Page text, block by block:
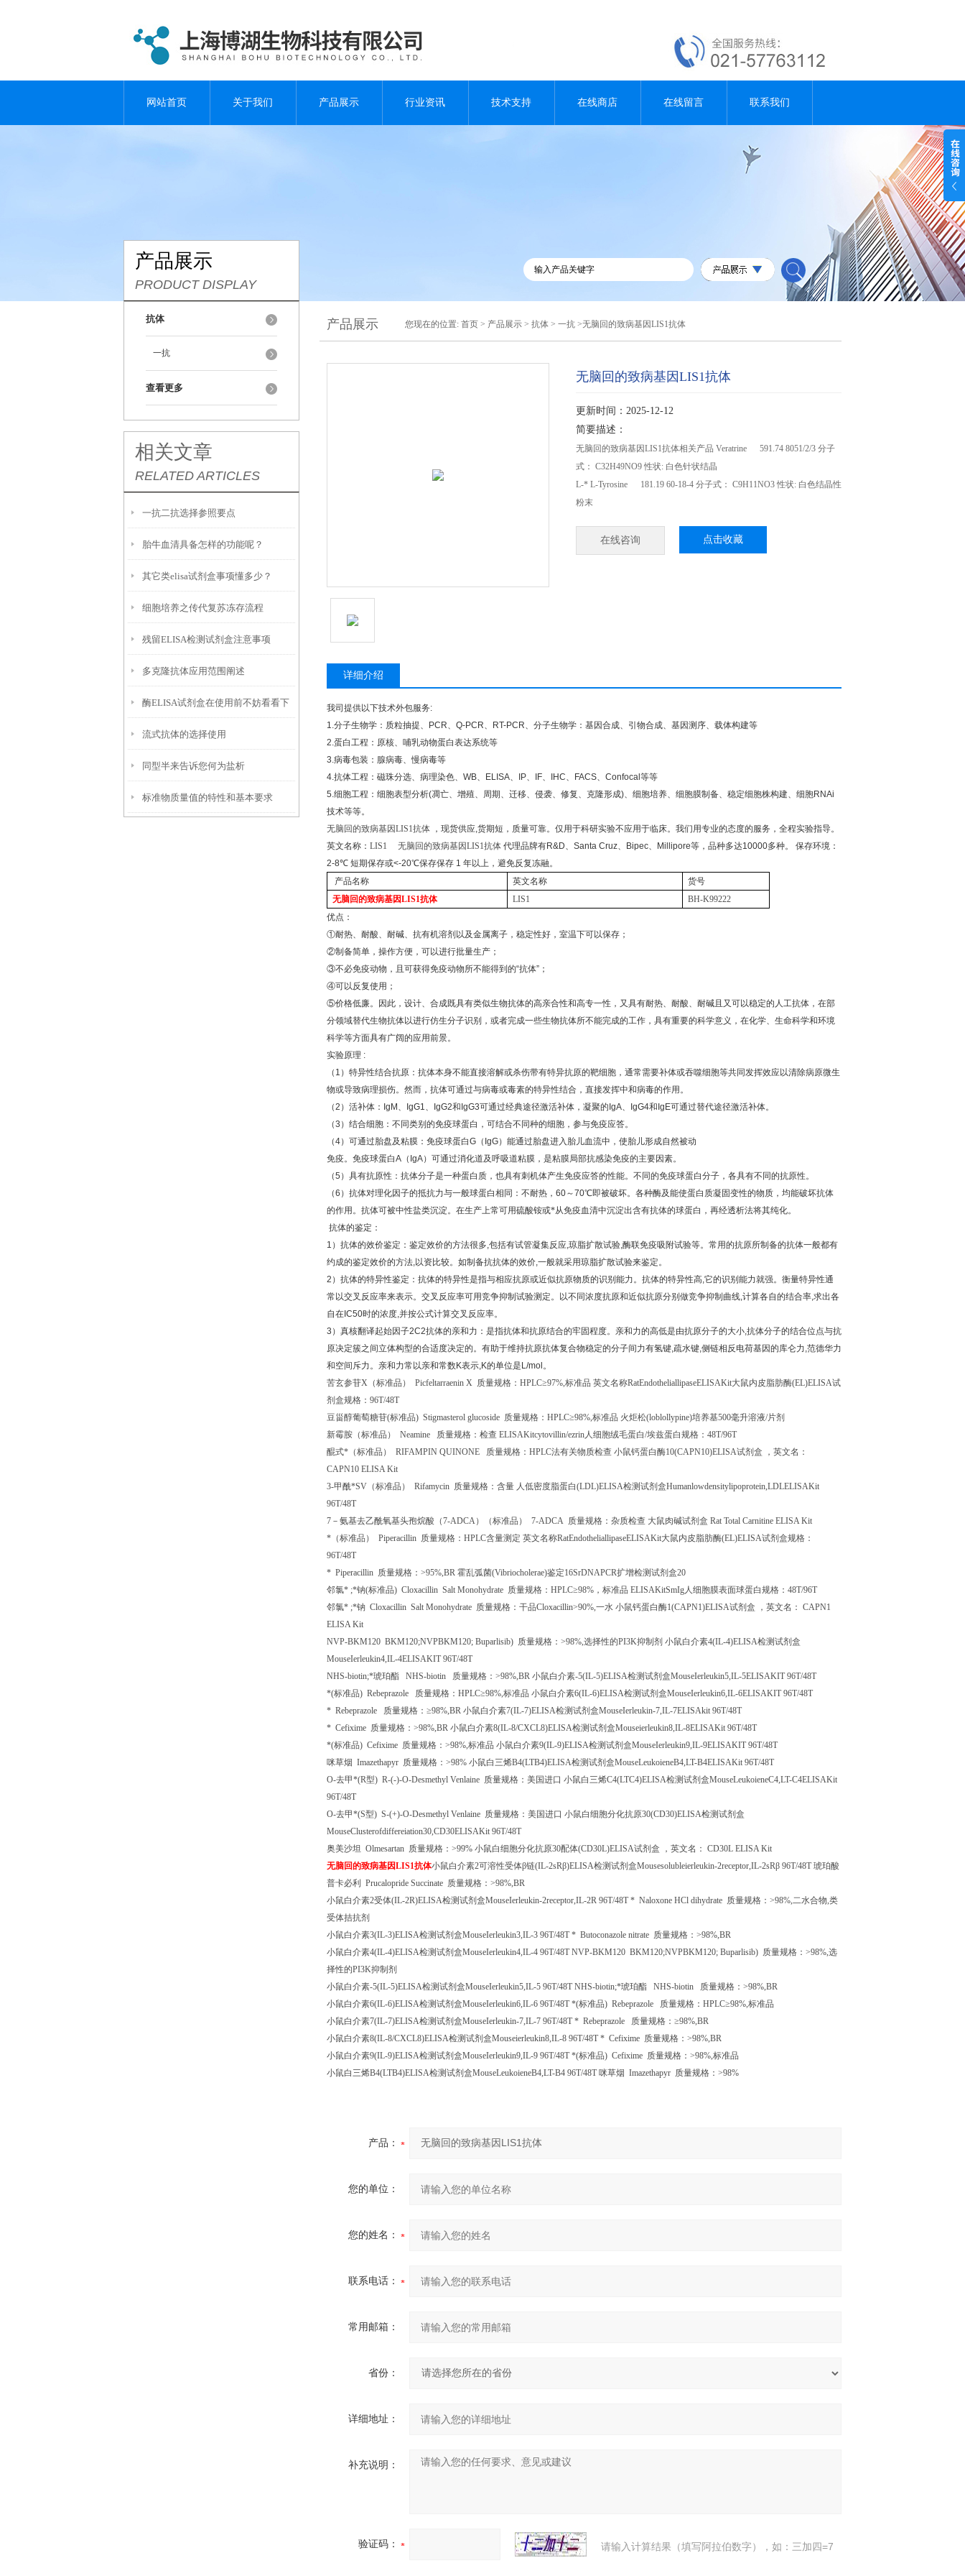
网站首页 关于我们 产品展示 行业资讯 技术支持 在线商店 在线留言 联系我们
产品展示
PRODUCT DISPLAY
抗体
一抗
查看更多
相关文章
RELATED ARTICLES
一抗二抗选择参照要点
胎牛血清具备怎样的功能呢？
其它类elisa试剂盒事项懂多少？
细胞培养之传代复苏冻存流程
残留ELISA检测试剂盒注意事项
多克隆抗体应用范围阐述
酶ELISA试剂盒在使用前不妨看看下
文！
流式抗体的选择使用
同型半来告诉您何为盐析
标准物质量值的特性和基本要求
产品展示 您现在的位置: 首页 > 产品展示 > 抗体 > 一抗 >无脑回的致病基因LIS1抗体
无脑回的致病基因LIS1抗体
更新时间：2025-12-12
简要描述：
无脑回的致病基因LIS1抗体相关产品 Veratrine 591.74 8051/2/3 分子
式： C32H49NO9 性状: 白色针状结晶
L-* L-Tyrosine 181.19 60-18-4 分子式： C9H11NO3 性状: 白色结晶性
粉末
在线咨询 点击收藏
详细介绍
我司提供以下技术外包服务:
1.分子生物学：质粒抽提、 PCR、 Q-PCR、 RT-PCR、分子生物学：基因合成、引物合成、基因测序、载体构建等
2.蛋白工程：原核、哺乳动物蛋白表达系统等
3.病毒包装：腺病毒、慢病毒等
4.抗体工程：磁珠分选、病理染色、 WB、 ELISA、 IP、 IF、 IHC、 FACS、 Confocal 等等
5.细胞工程：细胞表型分析(凋亡、增殖、周期、迁移、侵袭、修复、克隆形成)、细胞培养、细胞膜制备、稳定细胞株构建、细胞RNAi
技术等等。
无脑回的致病基因LIS1抗体 ，现货供应,货期短，质量可靠。仅用于科研实验不应用于临床。我们用专业的态度的服务，全程实验指导。
英文名称： LIS1 无脑回的致病基因LIS1抗体 代理品牌有R&D、 Santa Cruz、 Bipec、 Millipore等，品种多达10000多种。
保存环境：
2-8℃ 短期保存或<-20℃保存保存 1 年以上，避免反复冻融。
产品名称
英文名称
货号
无脑回的致病基因LIS1抗体 LIS1
BH-K99222
优点：
①耐热、耐酸、耐碱、抗有机溶剂以及金属离子，稳定性好，室温下可以保存；
②制备简单，操作方便，可以进行批量生产；
③不必免疫动物，且可获得免疫动物所不能得到的“抗体” ；
④可以反复使用；
⑤价格低廉。因此，设计、合成既具有类似生物抗体的高亲合性和高专一性，又具有耐热、耐酸、耐碱且又可以稳定的人工抗体，在部
分领域替代生物抗体以进行仿生分子识别，或者完成一些生物抗体所不能完成的工作，具有重要的科学意义，在化学、生命科学和环境
科学等方面具有广阔的应用前景。
实验原理 :
（ 1 ）特异性结合抗原：抗体本身不能直接溶解或杀伤带有特异抗原的靶细胞，通常需要补体或吞噬细胞等共同发挥效应以清除病原微生
物或导致病理损伤。然而，抗体可通过与病毒或毒素的特异性结合，直接发挥中和病毒的作用。
（2 ）活补体： IgM 、 IgG1、 IgG2和 IgG3可通过经典途径激活补体，凝聚的 IgA、 IgG4和 IgE可通过替代途径激活补体。
（3 ）结合细胞：不同类别的免疫球蛋白，可结合不同种的细胞，参与免疫应答。
（4）可通过胎盘及粘膜：免疫球蛋白G （ IgG）能通过胎盘进入胎儿血流中，使胎儿形成自然被动
免疫。免疫球蛋白A （ IgA）可通过消化道及呼吸道粘膜，是粘膜局部抗感染免疫的主要因素。
（5 ）具有抗原性：抗体分子是一种蛋白质，也具有刺机体产生免疫应答的性能。不同的免疫球蛋白分子，各具有不同的抗原性。
（6 ）抗体对理化因子的抵抗力与一般球蛋白相同：不耐热， 60～70℃即被破坏。各种酶及能使蛋白质凝固变性的物质，均能破坏抗体
的作用。抗体可被中性盐类沉淀。在生产上常可用硫酸铵或*从免疫血清中沉淀出含有抗体的球蛋白，再经透析法将其纯化。
抗体的鉴定：
1 ）抗体的效价鉴定：鉴定效价的方法很多,包括有试管凝集反应,琼脂扩散试验,酶联免疫吸附试验等。常用的抗原所制备的抗体一般都有
约成的鉴定效价的方法,以资比较。如制备抗抗体的效价,一般就采用琼脂扩散试验来鉴定。
2 ）抗体的特异性鉴定：抗体的特异性是指与相应抗原或近似抗原物质的识别能力。抗体的特异性高,它的识别能力就强。衡量特异性通
常以交叉反应率来表示。交叉反应率可用竞争抑制试验测定。以不同浓度抗原和近似抗原分别做竞争抑制曲线,计算各自的结合率,求出各
自在 IC50时的浓度,并按公式计算交叉反应率。
3 ）真核翻译起始因子2C2抗体的亲和力：是指抗体和抗原结合的牢固程度。亲和力的高低是由抗原分子的大小,抗体分子的结合位点与抗
原决定簇之间立体构型的合适度决定的。有助于维持抗原抗体复合物稳定的分子间力有氢键,疏水键,侧链相反电荷基因的库仑力,范德华力
和空间斥力。亲和力常以亲和常数K表示,K的单位是 L/mol 。
苦玄参苷X （标准品） Picfeltarraenin X 质量规格： HPLC≥97%,标准品 英文名称RatEndotheliallipaseELISAKit大鼠内皮脂肪酶(EL)ELISA试
剂盒规格： 96T/48T
豆甾醇葡萄糖苷(标准品) Stigmasterol glucoside 质量规格： HPLC≥98%,标准品 火炬松(loblollypine)培养基500毫升溶液/片剂
新霉胺（标准品）
Neamine 质量规格：检查 ELISAKitcytovillin/ezrin人细胞绒毛蛋白/埃兹蛋白规格： 48T/96T
醌式*（标准品）
RIFAMPIN QUINONE 质量规格： HPLC法有关物质检查 小鼠钙蛋白酶10(CAPN10)ELISA试剂盒
，英文名：
CAPN10 ELISA Kit
3-甲酰*SV （标准品） Rifamycin 质量规格：含量 人低密度脂蛋白(LDL)ELISA检测试剂盒Humanlowdensitylipoprotein,LDLELISAKit
96T/48T
7 －氨基去乙酰氧基头孢烷酸（7-ADCA）（标准品） 7-ADCA 质量规格：杂质检查 大鼠肉碱试剂盒 Rat Total Carnitine ELISA Kit
*（标准品）
Piperacillin 质量规格： HPLC含量测定 英文名称RatEndotheliallipaseELISAKit大鼠内皮脂肪酶(EL)ELISA试剂盒规格：
96T/48T
* Piperacillin 质量规格： >95%,BR 霍乱弧菌(Vibriocholerae)鉴定16SrDNAPCR扩增检测试剂盒20
邻氯* ;*钠(标准品) Cloxacillin Salt Monohydrate 质量规格： HPLC≥98% ，标准品 ELISAKitSmIg人细胞膜表面球蛋白规格： 48T/96T
邻氯* ;*钠 Cloxacillin Salt Monohydrate 质量规格：干品Cloxacillin>90%,一水 小鼠钙蛋白酶1(CAPN1)ELISA试剂盒 ，英文名： CAPN1
ELISA Kit
NVP-BKM120 BKM120;NVPBKM120; Buparlisib) 质量规格： >98%,选择性的PI3K抑制剂 小鼠白介素4(IL-4)ELISA检测试剂盒
MouseIerleukin4,IL-4ELISAKIT 96T/48T
NHS-biotin;*琥珀酯 NHS-biotin 质量规格： >98%,BR 小鼠白介素-5(IL-5)ELISA检测试剂盒MouseIerleukin5,IL-5ELISAKIT 96T/48T
*(标准品) Rebeprazole 质量规格： HPLC≥98%,标准品 小鼠白介素6(IL-6)ELISA检测试剂盒MouseIerleukin6,IL-6ELISAKIT 96T/48T
* Rebeprazole 质量规格：≥98%,BR 小鼠白介素7(IL-7)ELISA检测试剂盒MouseIerleukin-7,IL-7ELISAkit 96T/48T
* Cefixime 质量规格： >98%,BR 小鼠白介素8(IL-8/CXCL8)ELISA检测试剂盒Mouseierleukin8,IL-8ELISAKit 96T/48T
*(标准品) Cefixime 质量规格： >98%,标准品 小鼠白介素9(IL-9)ELISA检测试剂盒MouseIerleukin9,IL-9ELISAKIT 96T/48T
咪草烟 Imazethapyr 质量规格： >98% 小鼠白三烯B4(LTB4)ELISA检测试剂盒MouseLeukoieneB4,LT-B4ELISAKit 96T/48T
O-去甲*(R型) R-(-)-O-Desmethyl Venlaine 质量规格：美国进口 小鼠白三烯C4(LTC4)ELISA检测试剂盒MouseLeukoieneC4,LT-C4ELISAKit
96T/48T
O-去甲*(S型) S-(+)-O-Desmethyl Venlaine 质量规格：美国进口 小鼠白细胞分化抗原30(CD30)ELISA检测试剂盒
MouseClusterofdiffereiation30,CD30ELISAKit 96T/48T
奥美沙坦 Olmesartan 质量规格： >99% 小鼠白细胞分化抗原30配体(CD30L)ELISA试剂盒 ，英文名： CD30L ELISA Kit
无脑回的致病基因LIS1抗体小鼠白介素2可溶性受体β链(IL-2sRβ)ELISA检测试剂盒Mousesolubleierleukin-2receptor,IL-2sRβ 96T/48T 琥珀酸
普卡必利
Prucalopride Succinate 质量规格： >98%,BR
小鼠白介素2受体(IL-2R)ELISA检测试剂盒MouseIerleukin-2receptor,IL-2R 96T/48T * Naloxone HCl dihydrate 质量规格： >98%,二水合物,类
受体拮抗剂
小鼠白介素3(IL-3)ELISA检测试剂盒MouseIerleukin3,IL-3 96T/48T * Butoconazole nitrate 质量规格： >98%,BR
小鼠白介素4(IL-4)ELISA检测试剂盒MouseIerleukin4,IL-4 96T/48T NVP-BKM120 BKM120;NVPBKM120; Buparlisib) 质量规格： >98%,选
择性的PI3K抑制剂
小鼠白介素-5(IL-5)ELISA检测试剂盒MouseIerleukin5,IL-5 96T/48T NHS-biotin;*琥珀酯 NHS-biotin 质量规格： >98%,BR
小鼠白介素6(IL-6)ELISA检测试剂盒MouseIerleukin6,IL-6 96T/48T *(标准品) Rebeprazole 质量规格： HPLC≥98%,标准品
小鼠白介素7(IL-7)ELISA检测试剂盒MouseIerleukin-7,IL-7 96T/48T * Rebeprazole 质量规格：≥98%,BR
小鼠白介素8(IL-8/CXCL8)ELISA检测试剂盒Mouseierleukin8,IL-8 96T/48T * Cefixime 质量规格： >98%,BR
小鼠白介素9(IL-9)ELISA检测试剂盒MouseIerleukin9,IL-9 96T/48T *(标准品) Cefixime 质量规格： >98%,标准品
小鼠白三烯B4(LTB4)ELISA检测试剂盒MouseLeukoieneB4,LT-B4 96T/48T 咪草烟 Imazethapyr 质量规格： >98%
产品：
您的单位：
您的姓名：
联系电话：
常用邮箱：
省份：
详细地址：
补充说明：
验证码： 请输入计算结果（填写阿拉伯数字），如：三加四=7